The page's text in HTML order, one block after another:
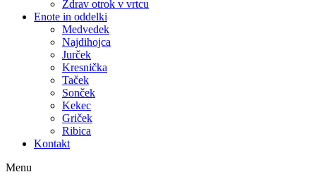
Zdrav otrok v vrtcu
Enote in oddelki
Medvedek
Najdihojca
Jurček
Kresnička
Taček
Sonček
Kekec
Griček
Ribica
Kontakt
Menu